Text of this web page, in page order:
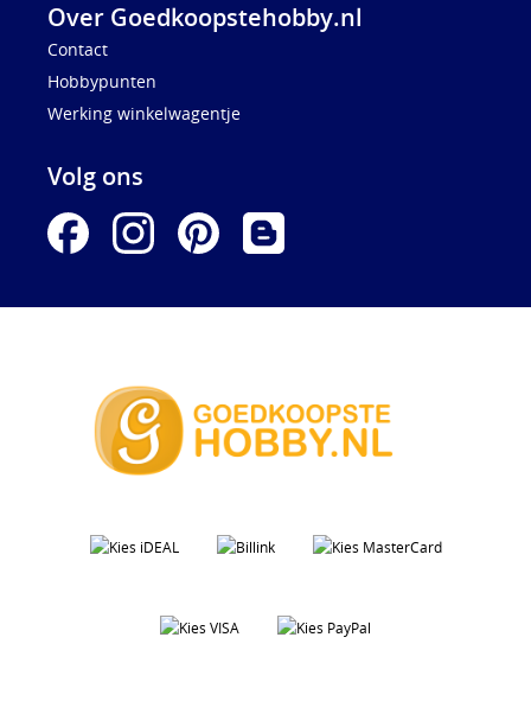
Over Goedkoopstehobby.nl
Contact
Hobbypunten
Werking winkelwagentje
Volg ons